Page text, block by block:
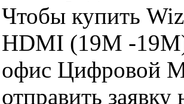
Чтобы купить
HDMI (19M -
офис Цифровой
отправить